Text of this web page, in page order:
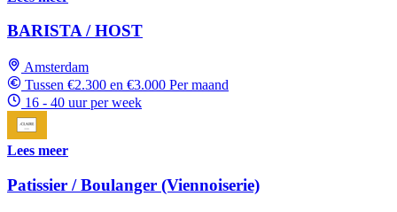
BARISTA / HOST
Amsterdam
Tussen €2.300 en €3.000 Per maand
16 - 40 uur per week
Lees meer
Patissier / Boulanger (Viennoiserie)